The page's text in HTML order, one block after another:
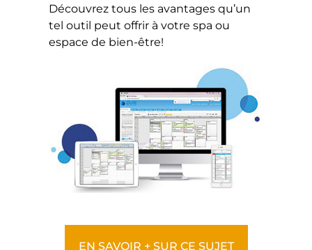
Découvrez tous les avantages qu’un
tel outil peut offrir à votre spa ou
espace de bien-être!
EN SAVOIR + SUR CE SUJET